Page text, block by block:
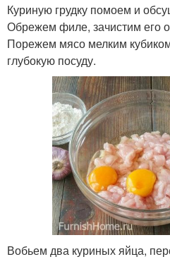
Куриную грудку помоем и
Обрежем филе, зачистим его
Порежем мясо мелким
глубокую посуду.
Вобьем два куриных яйца,